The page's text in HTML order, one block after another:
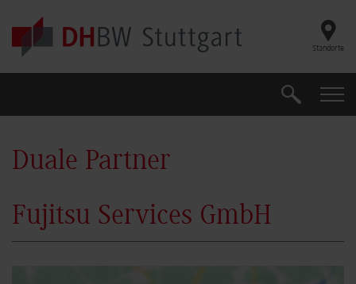
Skip to main content
Standorte
Suche
Duale Partner
Fujitsu Services GmbH